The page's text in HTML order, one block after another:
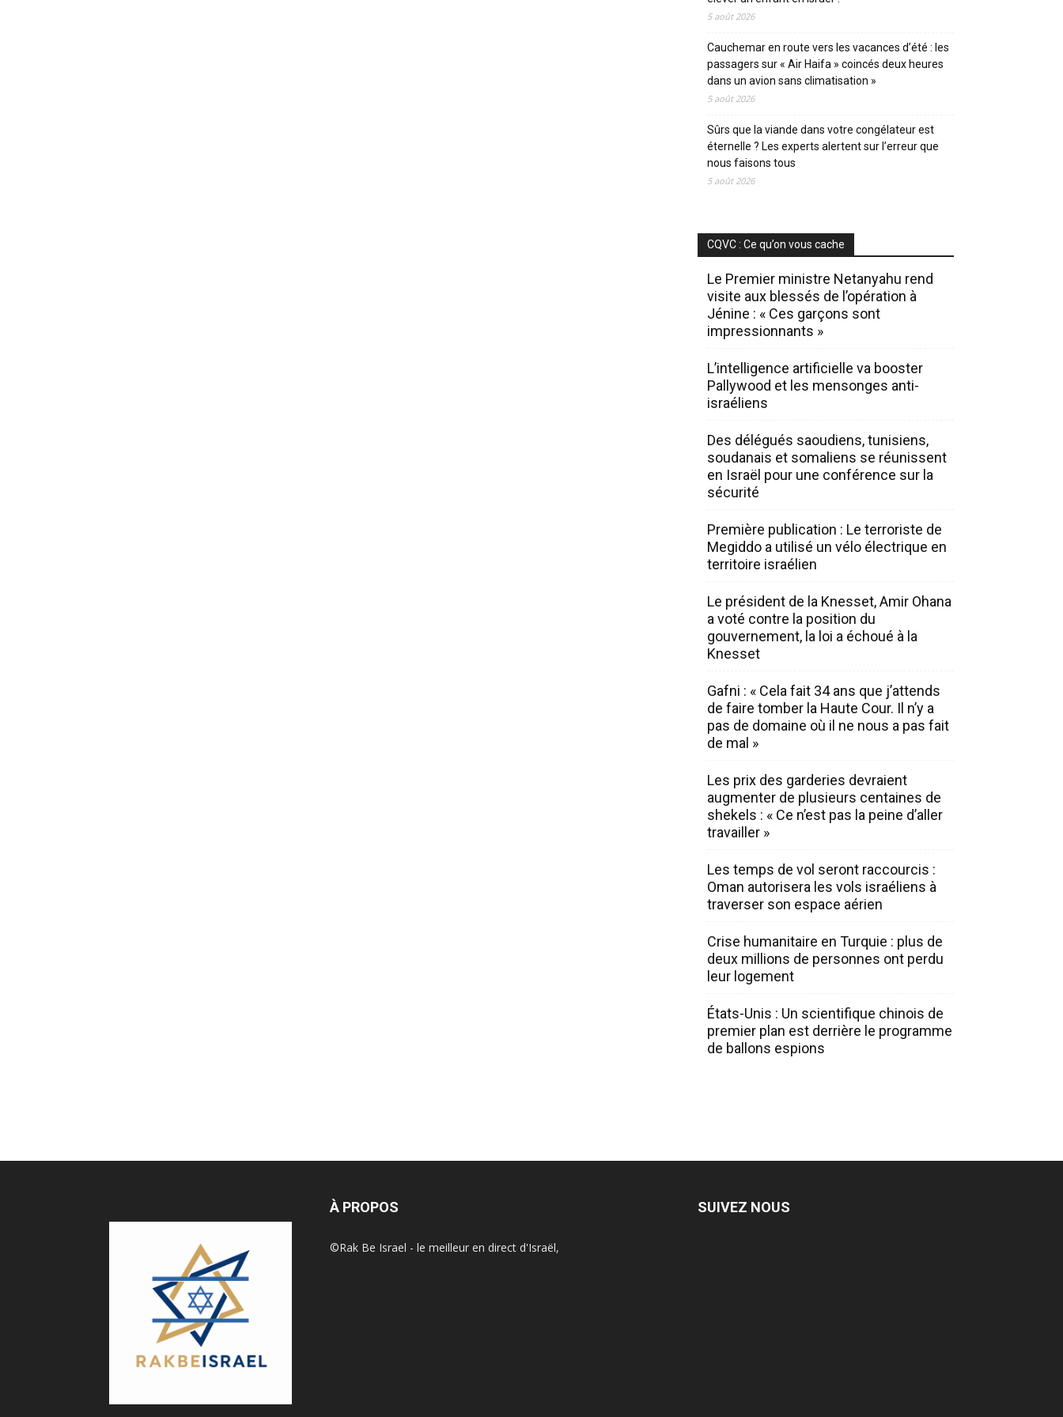
5 août 2026
Cauchemar en route vers les vacances d’été : les
passagers sur « Air Haifa » coincés deux heures
dans un avion sans climatisation »
5 août 2026
Sûrs que la viande dans votre congélateur est
éternelle ? Les experts alertent sur l’erreur que
nous faisons tous
5 août 2026
CQVC : Ce qu’on vous cache
Le Premier ministre Netanyahu rend
visite aux blessés de l’opération à
Jénine : « Ces garçons sont
impressionnants »
L’intelligence artificielle va booster
Pallywood et les mensonges anti-
israéliens
Des délégués saoudiens, tunisiens,
soudanais et somaliens se réunissent
en Israël pour une conférence sur la
sécurité
Première publication : Le terroriste de
Megiddo a utilisé un vélo électrique en
territoire israélien
Le président de la Knesset, Amir Ohana
a voté contre la position du
gouvernement, la loi a échoué à la
Knesset
Gafni : « Cela fait 34 ans que j’attends
de faire tomber la Haute Cour. Il n’y a
pas de domaine où il ne nous a pas fait
de mal »
Les prix des garderies devraient
augmenter de plusieurs centaines de
shekels : « Ce n’est pas la peine d’aller
travailler »
Les temps de vol seront raccourcis :
Oman autorisera les vols israéliens à
traverser son espace aérien
Crise humanitaire en Turquie : plus de
deux millions de personnes ont perdu
leur logement
États-Unis : Un scientifique chinois de
premier plan est derrière le programme
de ballons espions
À PROPOS
©Rak Be Israel - le meilleur en direct d'Israël,
SUIVEZ NOUS